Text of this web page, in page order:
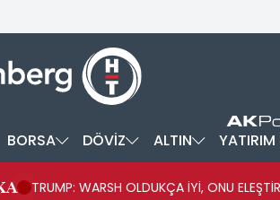
BORSA DÖVİZ ALTIN YATIRIM
TRUMP: WARSH OLDUKÇA İYİ, ONU